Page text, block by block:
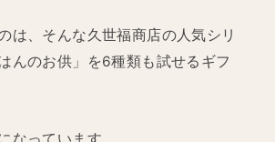
は、そんな久世福商店の人気シリ
んのお供」を6種類も試せるギフ